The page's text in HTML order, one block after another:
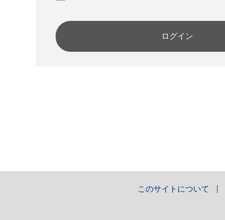
ログイン
このサイトについて